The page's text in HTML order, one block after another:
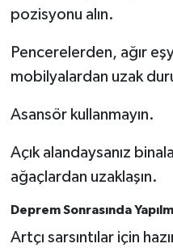
pozisyonu alın.
Pencerelerden, ağır
mobilyalardan uzak
Asansör kullanmayın.
Açık alandaysanız
ağaçlardan uzaklaşın.
Deprem Sonrasında
Artçı sarsıntılar için